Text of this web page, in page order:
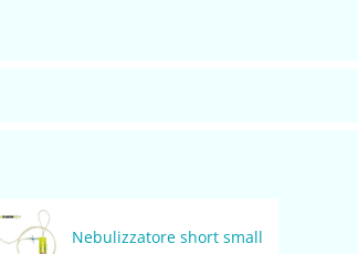
Nebulizzatore short small